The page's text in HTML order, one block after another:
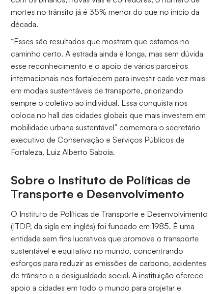
mortes no trânsito já é 35% menor do que no início da
década.
“Esses são resultados que mostram que estamos no
caminho certo. A estrada ainda é longa, mas sem dúvida
esse reconhecimento e o apoio de vários parceiros
internacionais nos fortalecem para investir cada vez mais
em modais sustentáveis de transporte, priorizando
sempre o coletivo ao individual. Essa conquista nos
coloca no hall das cidades globais que mais investem em
mobilidade urbana sustentável” comemora o secretário
executivo de Conservação e Serviços Públicos de
Fortaleza, Luiz Alberto Saboia.
Sobre o Instituto de Políticas de
Transporte e Desenvolvimento
O Instituto de Políticas de Transporte e Desenvolvimento
(ITDP, da sigla em inglês) foi fundado em 1985. É uma
entidade sem fins lucrativos que promove o transporte
sustentável e equitativo no mundo, concentrando
esforços para reduzir as emissões de carbono, acidentes
de trânsito e a desigualdade social. A instituição oferece
apoio a cidades em todo o mundo para projetar e